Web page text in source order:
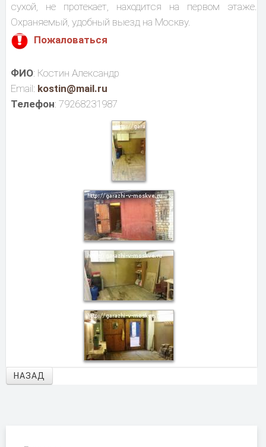
сухой, не протекает, находится на первом этаже.
Охраняемый, удобный выезд на Москву.
Пожаловаться
ФИО: Костин Александр
Email: kostin@mail.ru
Телефон: 79268231987
НАЗАД